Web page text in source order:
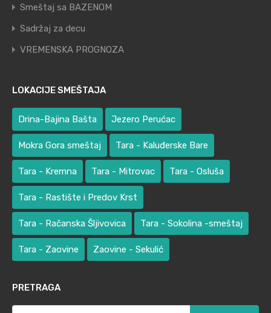
Smeštaj sa BAZENOM
Sadržaj za decu
VREMENSKA PROGNOZA
LOKACIJE SMEŠTAJA
Drina-Bajina Bašta Jezero Perućac
Mokra Gora smeštaj Tara - Kaluđerske Bare
Tara - Kremna Tara - Mitrovac Tara - Osluša
Tara - Rastište i Predov Krst
Tara - Račanska Šljivovica Tara - Sokolina -smeštaj
Tara - Zaovine Zaovine - Sekulić
PRETRAGA